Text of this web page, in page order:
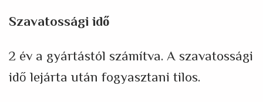
Szavatossági idő
2 év a gyártástól számítva. A szavatossági
idő lejárta után fogyasztani tilos.